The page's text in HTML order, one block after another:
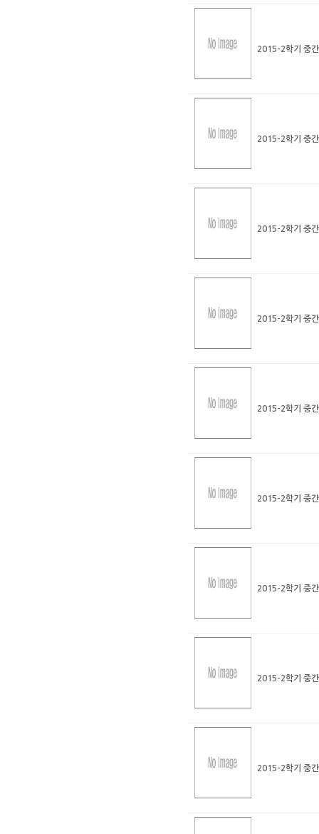
2015-2학기 중
2015-2학기 중
2015-2학기 중
2015-2학기 중
2015-2학기 중
2015-2학기 중
2015-2학기 중
2015-2학기 중
2015-2학기 중